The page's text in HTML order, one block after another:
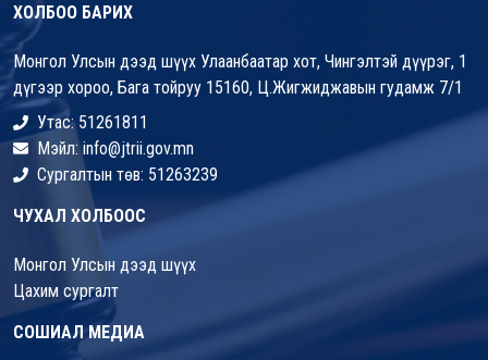
ХОЛБОО БАРИХ
Монгол Улсын дээд шүүх Улаанбаатар хот, Чингэлтэй дүүрэг, 1
дүгээр хороо, Бага тойруу 15160, Ц.Жигжиджавын гудамж 7/1
Утас: 51261811
Мэйл: info@jtrii.gov.mn
Сургалтын төв: 51263239
ЧУХАЛ ХОЛБООС
Монгол Улсын дээд шүүх
Цахим сургалт
СОШИАЛ МЕДИА